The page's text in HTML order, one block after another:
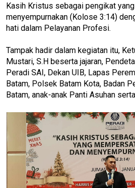
Kasih Kristus sebagai pengikat
menyempurnakan (Kolose 3:14)
hati dalam Pelayanan Profesi.
Tampak hadir dalam kegiatan itu,
Mustari, S.H beserta jajaran,
Peradi SAI, Dekan UIB, Lapas
Batam, Polsek Batam Kota, Badan
Batam, anak-anak Panti Asuhan